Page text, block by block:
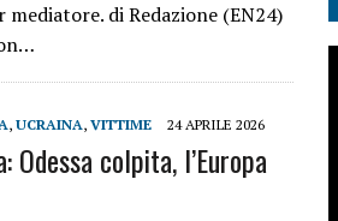
di Redazione (EN24)
, UCRAINA, VITTIME 24 APRILE 2026
colpita, l’Europa